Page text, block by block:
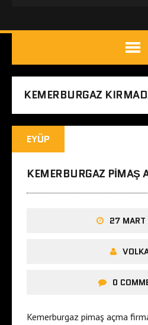
KEMERBURGAZ
EYÜP
KEMERBURGAZ PIMAŞ
27
0
Kemerburgaz pimaş açma